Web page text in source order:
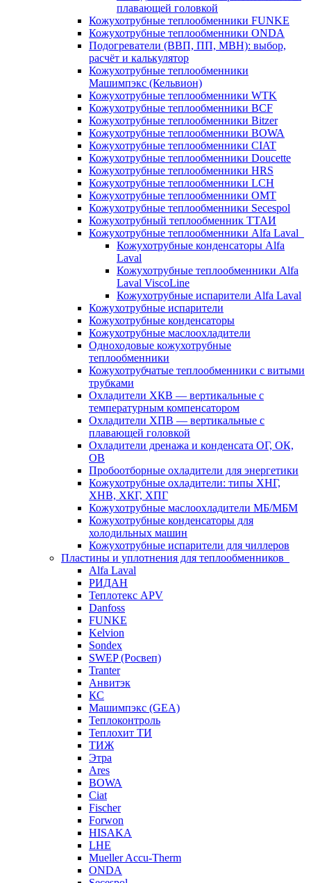
плавающей головкой
Кожухотрубные теплообменники FUNKE
Кожухотрубные теплообменники ONDA
Подогреватели (ВВП, ПП, МВН): выбор,
расчёт и калькулятор
Кожухотрубные теплообменники
Машимпэкс (Кельвион)
Кожухотрубные теплообменники WTK
Кожухотрубные теплообменники BCF
Кожухотрубные теплообменники Bitzer
Кожухотрубные теплообменники BOWA
Кожухотрубные теплообменники CIAT
Кожухотрубные теплообменники Doucette
Кожухотрубные теплообменники HRS
Кожухотрубные теплообменники LCH
Кожухотрубные теплообменники OMT
Кожухотрубные теплообменники Secespol
Кожухотрубный теплообменник ТТАИ
Кожухотрубные теплообменники Alfa Laval
Кожухотрубные конденсаторы Alfa
Laval
Кожухотрубные теплообменники Alfa
Laval ViscoLine
Кожухотрубные испарители Alfa Laval
Кожухотрубные испарители
Кожухотрубные конденсаторы
Кожухотрубные маслоохладители
Одноходовые кожухотрубные
теплообменники
Кожухотрубчатые теплообменники с витыми
трубками
Охладители ХКВ — вертикальные с
температурным компенсатором
Охладители ХПВ — вертикальные с
плавающей головкой
Охладители дренажа и конденсата ОГ, ОК,
ОВ
Пробоотборные охладители для энергетики
Кожухотрубные охладители: типы ХНГ,
ХНВ, ХКГ, ХПГ
Кожухотрубные маслоохладители МБ/МБМ
Кожухотрубные конденсаторы для
холодильных машин
Кожухотрубные испарители для чиллеров
Пластины и уплотнения для теплообменников
Alfa Laval
РИДАН
Теплотекс APV
Danfoss
FUNKE
Kelvion
Sondex
SWEP (Росвеп)
Tranter
Анвитэк
КС
Машимпэкс (GEA)
Теплоконтроль
Теплохит ТИ
ТИЖ
Этра
Ares
BOWA
Ciat
Fischer
Forwon
HISAKA
LHE
Mueller Accu-Therm
ONDA